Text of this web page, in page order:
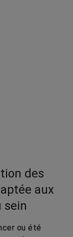
des
aux
sein
ou été